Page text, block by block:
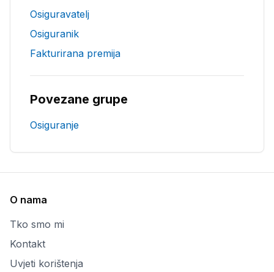
Osiguravatelj
Osiguranik
Fakturirana premija
Povezane grupe
Osiguranje
O nama
Tko smo mi
Kontakt
Uvjeti korištenja